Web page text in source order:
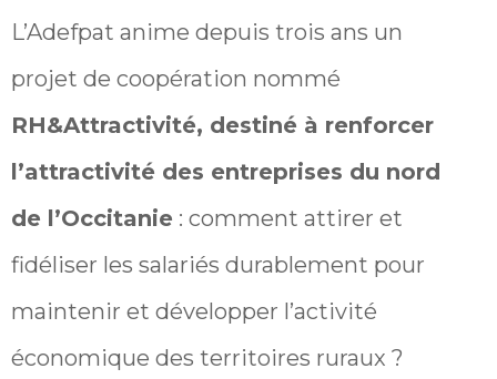
L’Adefpat anime depuis trois ans un
projet de coopération nommé
RH&Attractivité, destiné à renforcer
l’attractivité des entreprises du nord
de l’Occitanie : comment attirer et
fidéliser les salariés durablement pour
maintenir et développer l’activité
économique des territoires ruraux ?